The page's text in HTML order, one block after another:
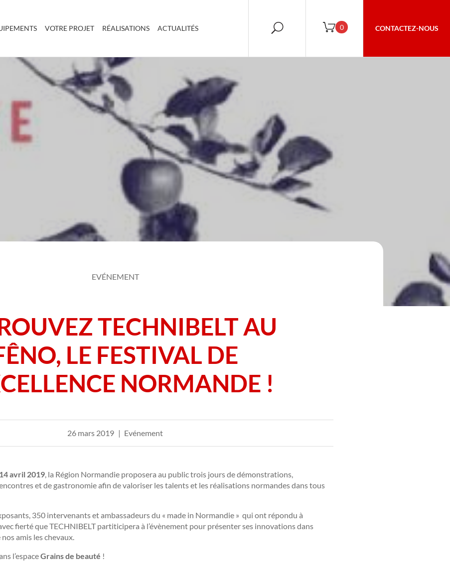
VOTRE PROJET RÉALISATIONS ACTUALITÉS U 0 CONTACTEZ-NOUS
EVÉNEMENT
TECHNIBELT AU
LE FESTIVAL DE
NORMANDE !
26 mars 2019 Evénement
avril 2019, la Région Normandie proposera au public trois jours de démonstrations,
et de gastronomie afin de valoriser les talents et les réalisations normandes dans tous
350 intervenants et ambassadeurs du « made in Normandie » qui ont répondu à
fierté que TECHNIBELT partiticipera à l’évènement pour présenter ses innovations dans
amis les chevaux.
l’espaceGrains de beauté !